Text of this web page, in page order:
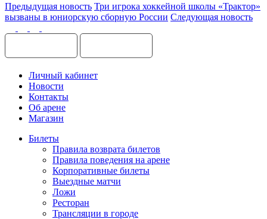
Предыдущая новость Три игрока хоккейной школы «Трактор»
вызваны в юниорскую сборную России Следующая новость
Личный кабинет
Новости
Контакты
Об арене
Магазин
Билеты
Правила возврата билетов
Правила поведения на арене
Корпоративные билеты
Выездные матчи
Ложи
Ресторан
Трансляции в городе